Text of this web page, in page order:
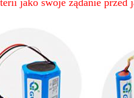
jako swoje żądanie